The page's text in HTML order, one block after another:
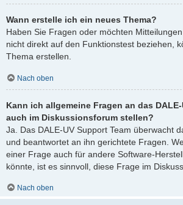
Wann erstelle ich ein neues Thema?
Haben Sie Fragen oder möchten
nicht direkt auf den Funktionstest beziehen,
Thema erstellen.
Nach oben
Kann ich allgemeine Fragen an das
auch im Diskussionsforum stellen?
Ja. Das DALE-UV Support Team überwacht
und beantwortet an ihn gerichtete Fragen.
einer Frage auch für andere Software-
könnte, ist es sinnvoll, diese Frage im
Nach oben